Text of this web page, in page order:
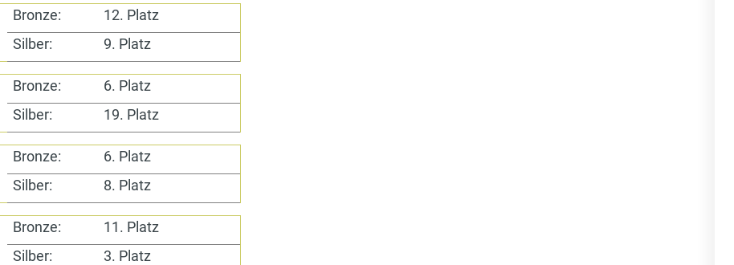
Bronze:
12. Platz
Silber:
9. Platz
Bronze:
6. Platz
Silber:
19. Platz
Bronze:
6. Platz
Silber:
8. Platz
Bronze:
11. Platz
Silber:
3. Platz